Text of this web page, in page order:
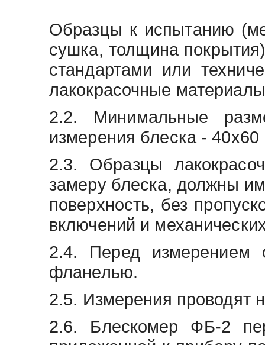
Образцы к испытанию
сушка, толщина
стандартами или
лакокрасочные
2.2. Минимальные
измерения блеска -
2.3. Образцы
замеру блеска, должны
поверхность, без
включений и
2.4. Перед измерением
фланелью.
2.5. Измерения проводят
2.6. Блескомер ФБ-2